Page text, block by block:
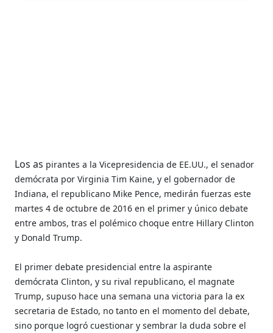
Los as pirantes a la Vicepresidencia de EE.UU., el senador
demócrata por Virginia Tim Kaine, y el gobernador de
Indiana, el republicano Mike Pence, medirán fuerzas este
martes 4 de octubre de 2016 en el primer y único debate
entre ambos, tras el polémico choque entre Hillary Clinton
y Donald Trump.
El primer debate presidencial entre la aspirante
demócrata Clinton, y su rival republicano, el magnate
Trump, supuso hace una semana una victoria para la ex
secretaria de Estado, no tanto en el momento del debate,
sino porque logró cuestionar y sembrar la duda sobre el